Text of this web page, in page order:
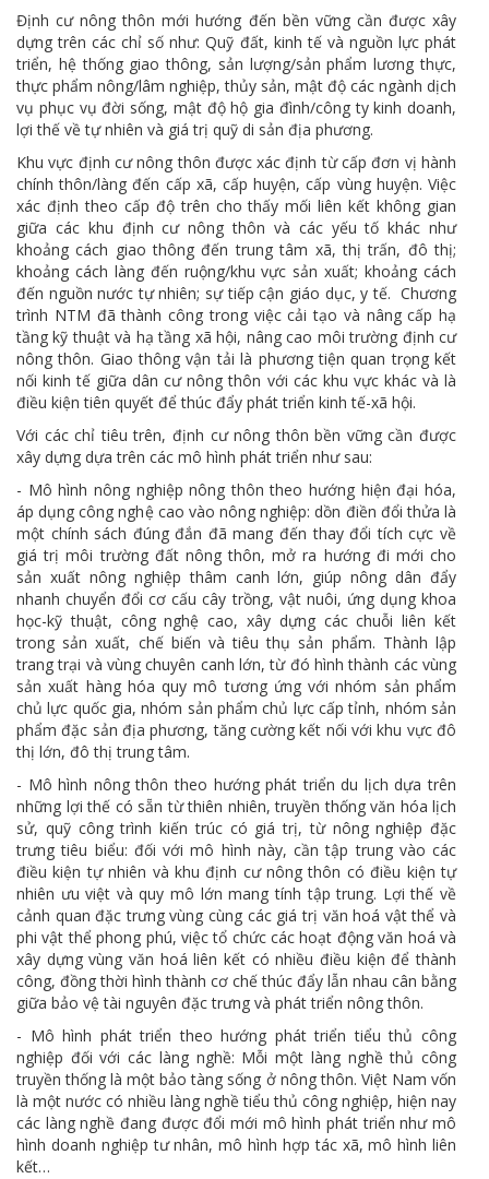
Định cư nông thôn mới hướng đến bền vững cần được xây
dựng trên các chỉ số như: Quỹ đất, kinh tế và nguồn lực phát
triển, hệ thống giao thông, sản lượng/sản phẩm lương thực,
thực phẩm nông/lâm nghiệp, thủy sản, mật độ các ngành dịch
vụ phục vụ đời sống, mật độ hộ gia đình/công ty kinh doanh,
lợi thế về tự nhiên và giá trị quỹ di sản địa phương.
Khu vực định cư nông thôn được xác định từ cấp đơn vị hành
chính thôn/làng đến cấp xã, cấp huyện, cấp vùng huyện. Việc
xác định theo cấp độ trên cho thấy mối liên kết không gian
giữa các khu định cư nông thôn và các yếu tố khác như
khoảng cách giao thông đến trung tâm xã, thị trấn, đô thị;
khoảng cách làng đến ruộng/khu vực sản xuất; khoảng cách
đến nguồn nước tự nhiên; sự tiếp cận giáo dục, y tế. Chương
trình NTM đã thành công trong việc cải tạo và nâng cấp hạ
tầng kỹ thuật và hạ tầng xã hội, nâng cao môi trường định cư
nông thôn. Giao thông vận tải là phương tiện quan trọng kết
nối kinh tế giữa dân cư nông thôn với các khu vực khác và là
điều kiện tiên quyết để thúc đẩy phát triển kinh tế-xã hội.
Với các chỉ tiêu trên, định cư nông thôn bền vững cần được
xây dựng dựa trên các mô hình phát triển như sau:
- Mô hình nông nghiệp nông thôn theo hướng hiện đại hóa,
áp dụng công nghệ cao vào nông nghiệp: dồn điền đổi thửa là
một chính sách đúng đắn đã mang đến thay đổi tích cực về
giá trị môi trường đất nông thôn, mở ra hướng đi mới cho
sản xuất nông nghiệp thâm canh lớn, giúp nông dân đẩy
nhanh chuyển đổi cơ cấu cây trồng, vật nuôi, ứng dụng khoa
học-kỹ thuật, công nghệ cao, xây dựng các chuỗi liên kết
trong sản xuất, chế biến và tiêu thụ sản phẩm. Thành lập
trang trại và vùng chuyên canh lớn, từ đó hình thành các vùng
sản xuất hàng hóa quy mô tương ứng với nhóm sản phẩm
chủ lực quốc gia, nhóm sản phẩm chủ lực cấp tỉnh, nhóm sản
phẩm đặc sản địa phương, tăng cường kết nối với khu vực đô
thị lớn, đô thị trung tâm.
- Mô hình nông thôn theo hướng phát triển du lịch dựa trên
những lợi thế có sẵn từ thiên nhiên, truyền thống văn hóa lịch
sử, quỹ công trình kiến trúc có giá trị, từ nông nghiệp đặc
trưng tiêu biểu: đối với mô hình này, cần tập trung vào các
điều kiện tự nhiên và khu định cư nông thôn có điều kiện tự
nhiên ưu việt và quy mô lớn mang tính tập trung. Lợi thế về
cảnh quan đặc trưng vùng cùng các giá trị văn hoá vật thể và
phi vật thể phong phú, việc tổ chức các hoạt động văn hoá và
xây dựng vùng văn hoá liên kết có nhiều điều kiện để thành
công, đồng thời hình thành cơ chế thúc đẩy lẫn nhau cân bằng
giữa bảo vệ tài nguyên đặc trưng và phát triển nông thôn.
- Mô hình phát triển theo hướng phát triển tiểu thủ công
nghiệp đối với các làng nghề: Mỗi một làng nghề thủ công
truyền thống là một bảo tàng sống ở nông thôn. Việt Nam vốn
là một nước có nhiều làng nghề tiểu thủ công nghiệp, hiện nay
các làng nghề đang được đổi mới mô hình phát triển như mô
hình doanh nghiệp tư nhân, mô hình hợp tác xã, mô hình liên
kết…